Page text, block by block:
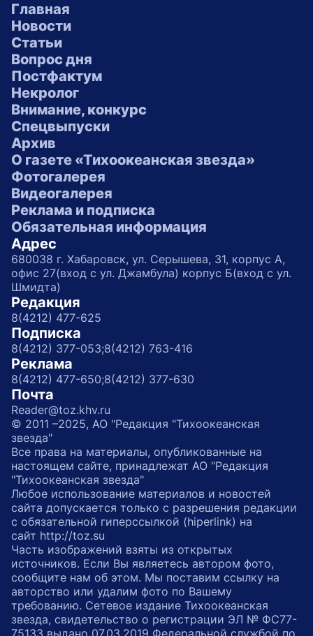
Главная
Новости
Статьи
Вопрос дня
Постфактум
Некролог
Внимание, конкурс
Спецвыпуски
Архив
О газете «Тихоокеанская звезда»
Фотогалерея
Видеогалерея
Реклама и подписка
Обязательная информация
Адрес
680038 г. Хабаровск, ул. Серышева, 31, корпус А,
офис 27(вход с ул. Джамбула) корпус Б(вход с ул.
Шмидта)
Редакция
8(4212) 477-625
Подписка
8(4212) 377-053;8(4212) 763-416
Реклама
8(4212) 477-650;8(4212) 377-630
Почта
Reader@toz.khv.ru
© 2011 –2025, АО "Редакция "Тихоокеанская
звезда"
Все права на материалы, опубликованные на
настоящем сайте, принадлежат АО "Редакция
"Тихоокеанская звезда"
Любое использование материалов и новостей
сайта допускается только с разрешения редакции
с обязательной гиперссылкой (hiperlink) на
сайт http://toz.su
Часть изображений взяты из открытых
источников. Если Вы являетесь автором фото,
сообщите нам об этом. Мы поставим ссылку на
авторство или удалим фото по Вашему
требованию. Сетевое издание Тихоокеанская
звезда, свидетельство о регистрации ЭЛ № ФС77-
75133 выдано 07.03.2019 Федеральной службой по